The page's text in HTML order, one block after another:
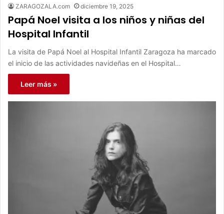
ZARAGOZALA.com diciembre 19, 2025
Papá Noel visita a los niños y niñas del
Hospital Infantil
La visita de Papá Noel al Hospital Infantil Zaragoza ha marcado
el inicio de las actividades navideñas en el Hospital…
Leer más »